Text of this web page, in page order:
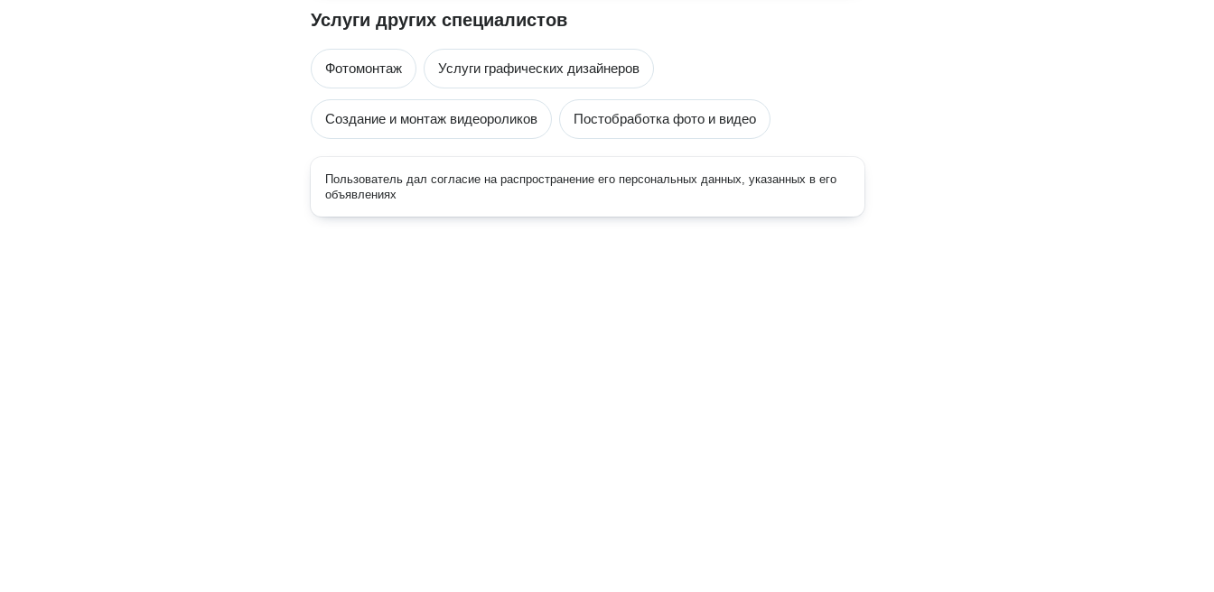
Услуги других специалистов
Фотомонтаж Услуги графических дизайнеров
Создание и монтаж видеороликов Постобработка фото и видео
Пользователь дал согласие на распространение его персональных данных, указанных в его
объявлениях